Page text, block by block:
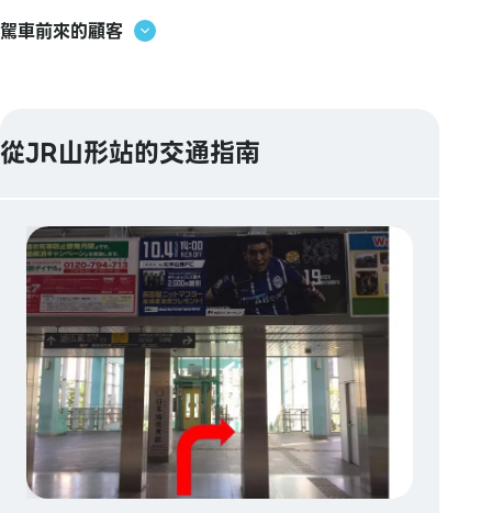
駕車前來的顧客
從JR山形站的交通指南